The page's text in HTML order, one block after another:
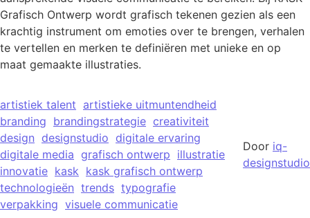
Grafisch Ontwerp wordt grafisch tekenen gezien als een
krachtig instrument om emoties over te brengen, verhalen
te vertellen en merken te definiëren met unieke en op
maat gemaakte illustraties.
artistiek talent artistieke uitmuntendheid
branding brandingstrategie creativiteit
design designstudio digitale ervaring
digitale media grafisch ontwerp illustratie
innovatie kask kask grafisch ontwerp
technologieën trends typografie
verpakking visuele communicatie
Door iq-
designstudio